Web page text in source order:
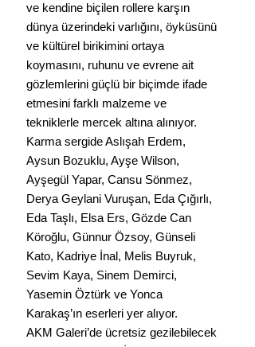
ve kendine biçilen rollere karşın
dünya üzerindeki varlığını, öyküsünü
ve kültürel birikimini ortaya
koymasını, ruhunu ve evrene ait
gözlemlerini güçlü bir biçimde ifade
etmesini farklı malzeme ve
tekniklerle mercek altına alınıyor.
Karma sergide Aslışah Erdem,
Aysun Bozuklu, Ayşe Wilson,
Ayşegül Yapar, Cansu Sönmez,
Derya Geylani Vuruşan, Eda Çığırlı,
Eda Taşlı, Elsa Ers, Gözde Can
Köroğlu, Günnur Özsoy, Günseli
Kato, Kadriye İnal, Melis Buyruk,
Sevim Kaya, Sinem Demirci,
Yasemin Öztürk ve Yonca
Karakaş’ın eserleri yer alıyor.
AKM Galeri’de ücretsiz gezilebilecek